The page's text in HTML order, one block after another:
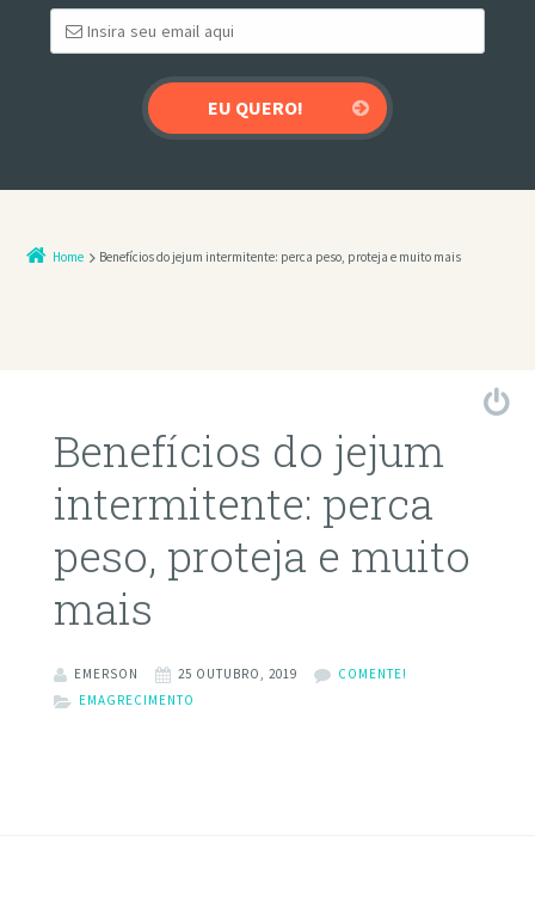
Home Benefícios do jejum intermitente: perca peso, proteja e muito mais
Benefícios do jejum
intermitente: perca
peso, proteja e muito
mais
EMERSON 25 OUTUBRO, 2019
COMENTE!
EMAGRECIMENTO